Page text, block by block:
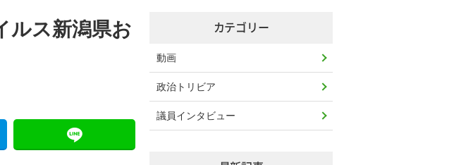
ルス新潟県お
カテゴリー
動画
政治トリビア
議員インタビュー